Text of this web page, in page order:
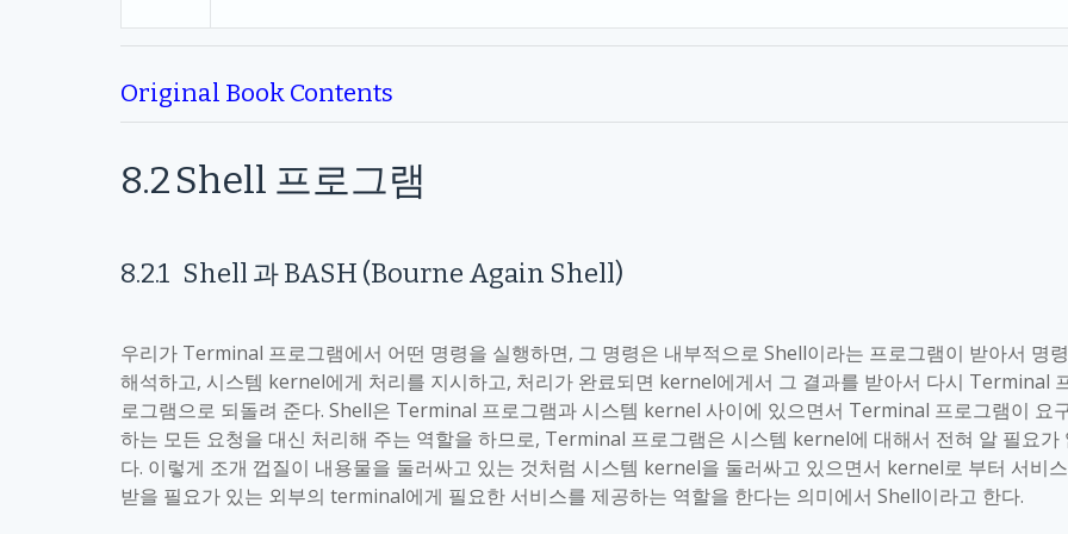
Original Book Contents
8.2Shell 프로그램
8.2.1 Shell 과BASH (Bourne Again Shell)
우리가 Terminal 프로그램에서 어떤 명령을 실행하면, 그 명령은 내부적으로 Shell이라는 프로그램이 받아서 명
해석하고, 시스템 kernel에게 처리를 지시하고, 처리가 완료되면 kernel에게서 그 결과를 받아서 다시 Terminal
로그램으로 되돌려 준다. Shell은 Terminal 프로그램과 시스템 kernel 사이에 있으면서 Terminal 프로그램이 요
하는 모든 요청을 대신 처리해 주는 역할을 하므로, Terminal 프로그램은 시스템 kernel에 대해서 전혀 알 필요가
다. 이렇게 조개 껍질이 내용물을 둘러싸고 있는 것처럼 시스템 kernel을 둘러싸고 있으면서 kernel로 부터 서비
받을 필요가 있는 외부의 terminal에게 필요한 서비스를 제공하는 역할을 한다는 의미에서 Shell이라고 한다.